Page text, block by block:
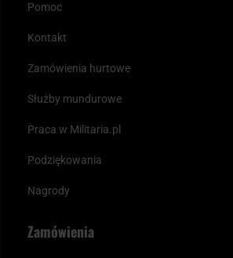
Pomoc
Kontakt
Zamówienia hurtowe
Służby mundurowe
Praca w Militaria.pl
Podziękowania
Nagrody
Zamówienia